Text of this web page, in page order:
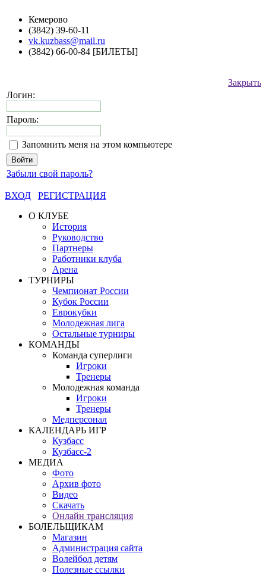
Кемерово
(3842) 39-60-11
vk.kuzbass@mail.ru
(3842) 66-00-84 [БИЛЕТЫ]
Закрыть
Логин:
Пароль:
Запомнить меня на этом компьютере
Забыли свой пароль?
ВХОД
РЕГИСТРАЦИЯ
О КЛУБЕ
История
Руководство
Партнеры
Работники клуба
Арена
ТУРНИРЫ
Чемпионат России
Кубок России
Еврокубки
Молодежная лига
Остальные турниры
КОМАНДЫ
Команда суперлиги
Игроки
Тренеры
Молодежная команда
Игроки
Тренеры
Медперсонал
КАЛЕНДАРЬ ИГР
Кузбасс
Кузбасс-2
МЕДИА
Фото
Архив фото
Видео
Скачать
Онлайн трансляция
БОЛЕЛЬЩИКАМ
Магазин
Администрация сайта
Волейбол детям
Полезные ссылки